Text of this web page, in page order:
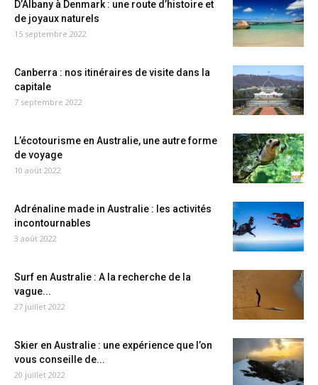
D’Albany à Denmark : une route d’histoire et
de joyaux naturels
15 septembre 2022
Canberra : nos itinéraires de visite dans la
capitale
7 septembre 2022
L’écotourisme en Australie, une autre forme
de voyage
10 août 2022
Adrénaline made in Australie : les activités
incontournables
3 août 2022
Surf en Australie : A la recherche de la
vague...
27 juillet 2022
Skier en Australie : une expérience que l’on
vous conseille de...
20 juillet 2022